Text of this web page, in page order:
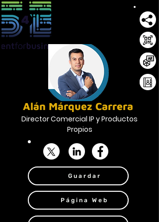
Alán Márquez Carrera
Director Comercial IP y Productos
Propios
Guardar
Página Web